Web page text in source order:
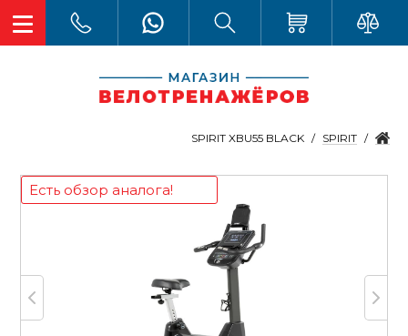
SPIRIT
SPIRIT XBU55 BLACK
Есть обзор аналога!